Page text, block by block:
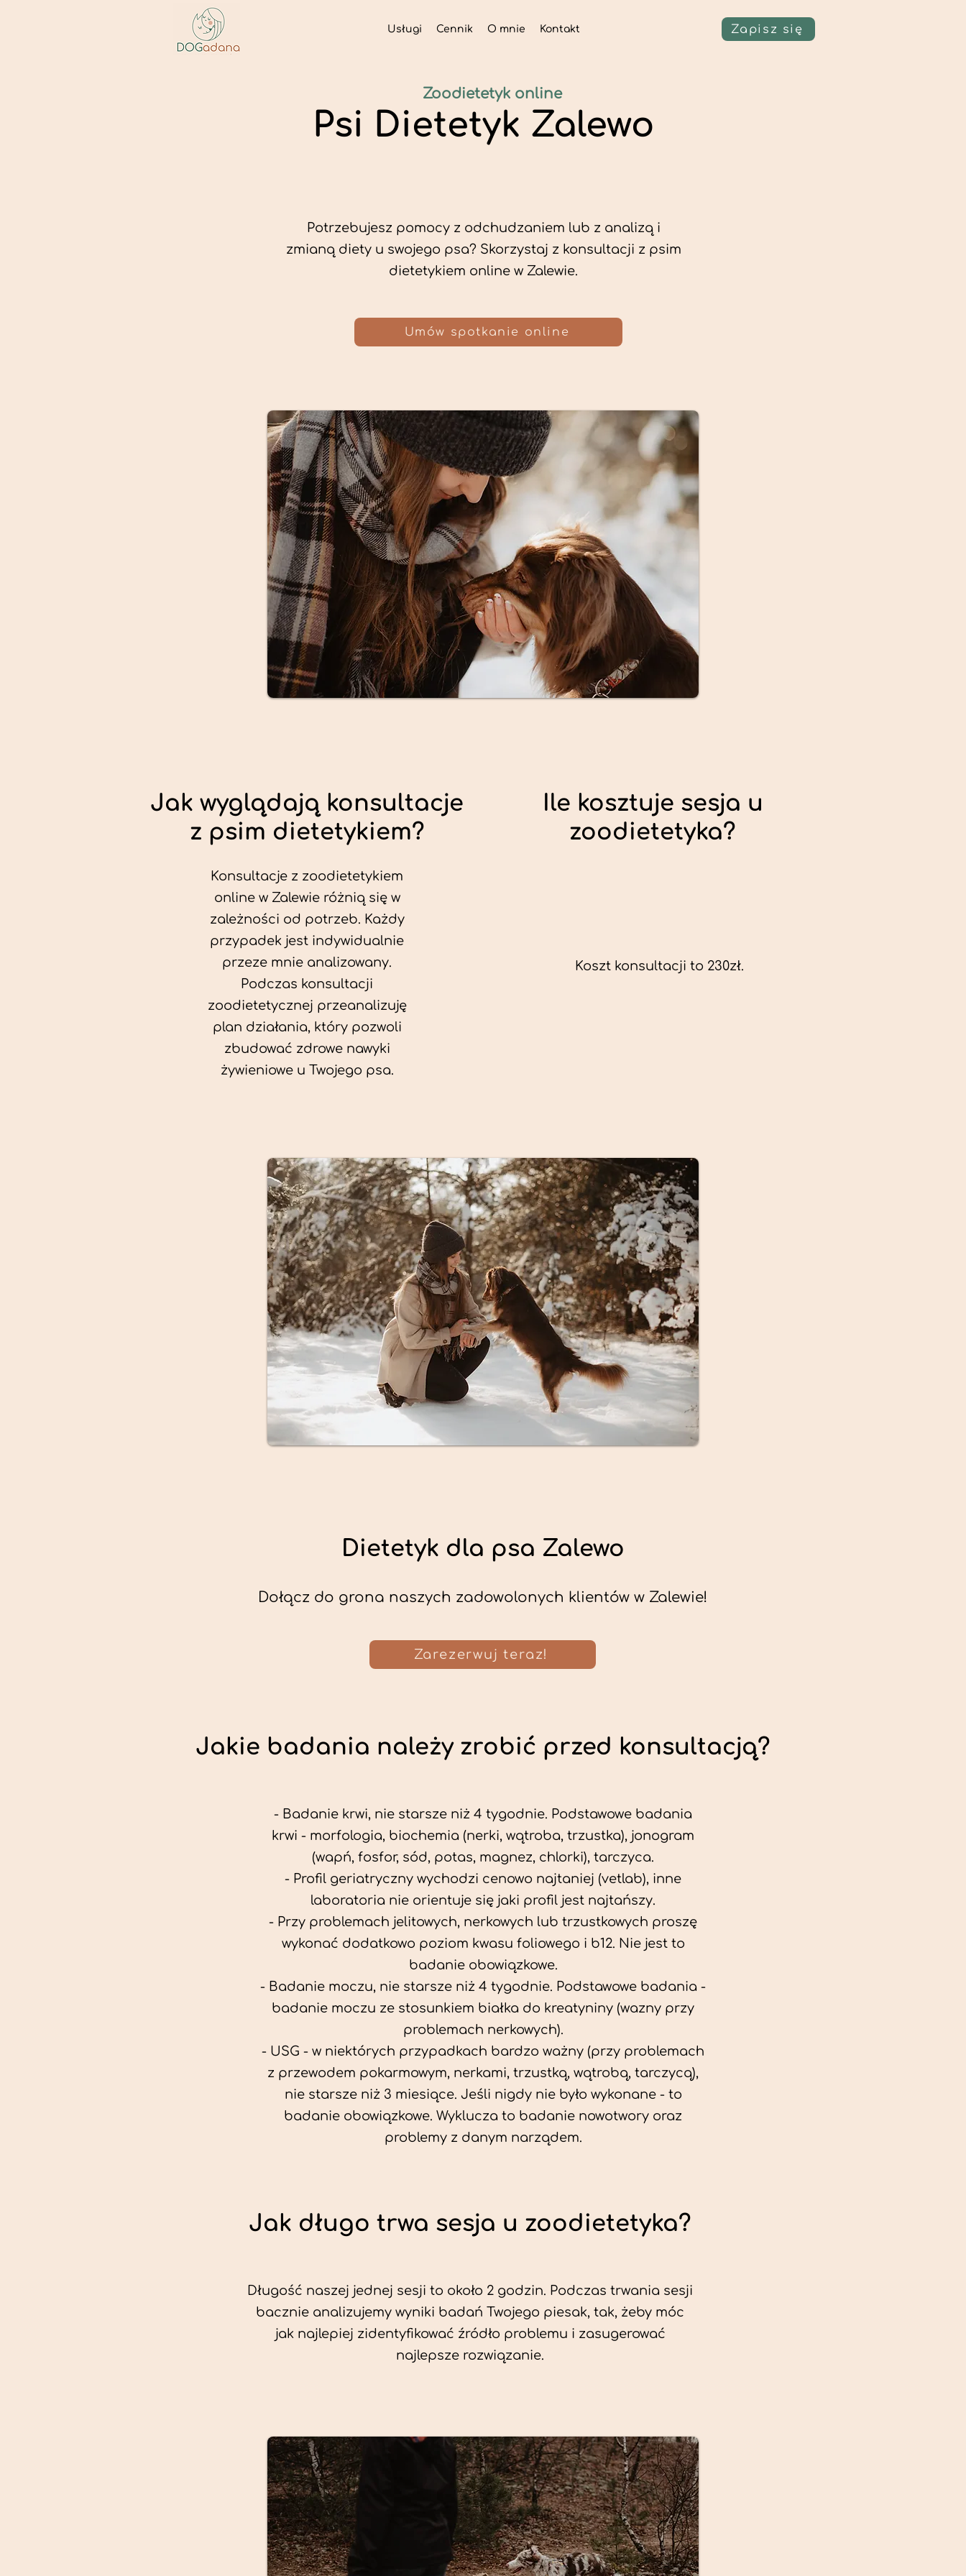
Usługi Cennik O mnie Kontakt Zapisz się
Psi Dietetyk Zalewo
Potrzebujesz pomocy z odchudzaniem lub z analizą i
zmianą diety u swojego psa? Skorzystaj z konsultacji z psim
dietetykiem online w Zalewie.
Zoodietetyk online
Umów spotkanie online
Jak wyglądają konsultacje
z psim dietetykiem?
Konsultacje z zoodietetykiem
online w Zalewie różnią się w
zależności od potrzeb. Każdy
przypadek jest indywidualnie
przeze mnie analizowany.
Podczas konsultacji
zoodietetycznej przeanalizuję
plan działania, który pozwoli
zbudować zdrowe nawyki
żywieniowe u Twojego psa.
Ile kosztuje sesja u
zoodietetyka?
Koszt konsultacji to 230zł.
Dietetyk dla psa Zalewo
Dołącz do grona naszych zadowolonych klientów w Zalewie!
Zarezerwuj teraz!
Jakie badania należy zrobić przed konsultacją?
- Badanie krwi, nie starsze niż 4 tygodnie. Podstawowe badania
krwi - morfologia, biochemia (nerki, wątroba, trzustka), jonogram
(wapń, fosfor, sód, potas, magnez, chlorki), tarczyca.
- Profil geriatryczny wychodzi cenowo najtaniej (vetlab), inne
laboratoria nie orientuje się jaki profil jest najtańszy.
- Przy problemach jelitowych, nerkowych lub trzustkowych proszę
wykonać dodatkowo poziom kwasu foliowego i b12. Nie jest to
badanie obowiązkowe.
- Badanie moczu, nie starsze niż 4 tygodnie. Podstawowe badania -
badanie moczu ze stosunkiem białka do kreatyniny (wazny przy
problemach nerkowych).
- USG - w niektórych przypadkach bardzo ważny (przy problemach
z przewodem pokarmowym, nerkami, trzustką, wątrobą, tarczycą),
nie starsze niż 3 miesiące. Jeśli nigdy nie było wykonane - to
badanie obowiązkowe. Wyklucza to badanie nowotwory oraz
problemy z danym narządem.
Jak długo trwa sesja u zoodietetyka?
Długość naszej jednej sesji to około 2 godzin. Podczas trwania sesji
bacznie analizujemy wyniki badań Twojego piesak, tak, żeby móc
jak najlepiej zidentyfikować źródło problemu i zasugerować
najlepsze rozwiązanie.